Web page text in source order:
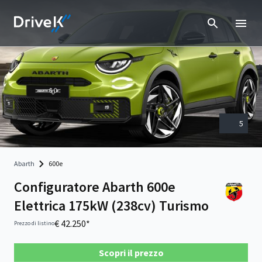
5
Abarth 600e
Configuratore Abarth 600e
Elettrica 175kW (238cv) Turismo
Prezzo di listino€ 42.250*
Scopri il prezzo